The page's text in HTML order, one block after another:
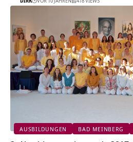
AUSBILDUNGEN BAD MEINBERG